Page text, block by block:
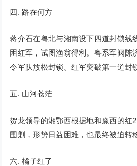
四. 路在何方
蒋介石在粤北与湘南设下四道封锁线
困红军，试图渔翁得利。粤系军阀陈
令军队放松封锁。红军突破第一道封
五. 山河苍茫
贺龙领导的湘鄂西根据地和豫西的红
围剿，形势日益困难，也最终被迫转
六. 橘子红了